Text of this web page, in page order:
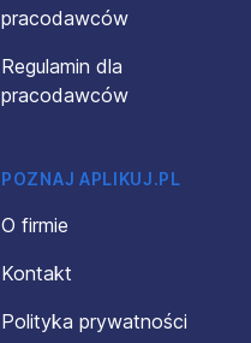
pracodawców
Regulamin dla
pracodawców
POZNAJ APLIKUJ.PL
O firmie
Kontakt
Polityka prywatności